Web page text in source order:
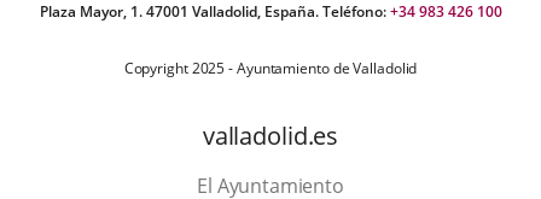
Plaza Mayor, 1. 47001 Valladolid, España. Teléfono:+34 983 426 100
Copyright 2025 - Ayuntamiento de Valladolid
valladolid.es
El Ayuntamiento